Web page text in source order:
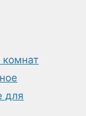
комнат
для